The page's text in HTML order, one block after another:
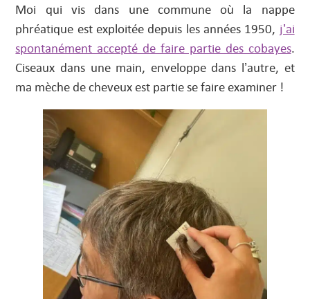
Moi qui vis dans une commune où la nappe
phréatique est exploitée depuis les années 1950, j’ai
spontanément accepté de faire partie des cobayes.
Ciseaux dans une main, enveloppe dans l’autre, et
ma mèche de cheveux est partie se faire examiner !